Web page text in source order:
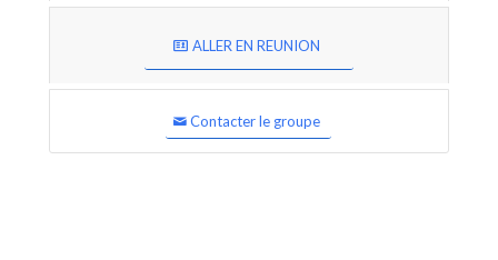
ALLER EN REUNION
Contacter le groupe